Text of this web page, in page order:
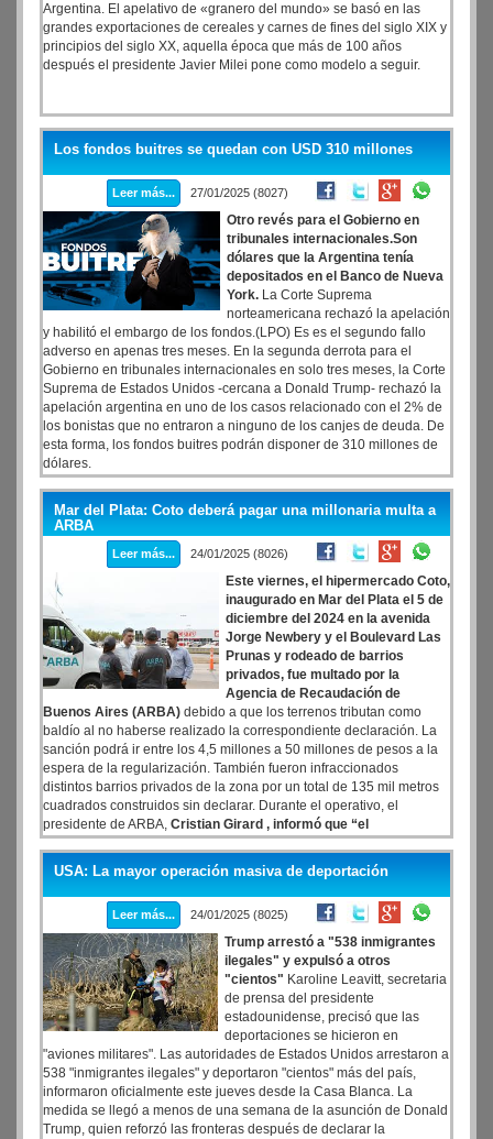
Argentina. El apelativo de «granero del mundo» se basó en las
grandes exportaciones de cereales y carnes de fines del siglo XIX y
principios del siglo XX, aquella época que más de 100 años
después el presidente Javier Milei pone como modelo a seguir.
Los fondos buitres se quedan con USD 310 millones
Leer más... 27/01/2025 (8027)
Otro revés para el Gobierno en
tribunales internacionales.Son
dólares que la Argentina tenía
depositados en el Banco de Nueva
York. La Corte Suprema
norteamericana rechazó la apelación
y habilitó el embargo de los fondos.(LPO) Es es el segundo fallo
adverso en apenas tres meses. En la segunda derrota para el
Gobierno en tribunales internacionales en solo tres meses, la Corte
Suprema de Estados Unidos -cercana a Donald Trump- rechazó la
apelación argentina en uno de los casos relacionado con el 2% de
los bonistas que no entraron a ninguno de los canjes de deuda. De
esta forma, los fondos buitres podrán disponer de 310 millones de
dólares.
Mar del Plata: Coto deberá pagar una millonaria multa a
ARBA
Leer más... 24/01/2025 (8026)
Este viernes, el hipermercado Coto,
inaugurado en Mar del Plata el 5 de
diciembre del 2024 en la avenida
Jorge Newbery y el Boulevard Las
Prunas y rodeado de barrios
privados, fue multado por la
Agencia de Recaudación de
Buenos Aires (ARBA) debido a que los terrenos tributan como
baldío al no haberse realizado la correspondiente declaración. La
sanción podrá ir entre los 4,5 millones a 50 millones de pesos a la
espera de la regularización. También fueron infraccionados
distintos barrios privados de la zona por un total de 135 mil metros
cuadrados construidos sin declarar. Durante el operativo, el
presidente de ARBA, Cristian Girard , informó que “el
hipermercado figura como baldío, son dos partidas que figuran
como baldío
USA: La mayor operación masiva de deportación
Leer más... 24/01/2025 (8025)
Trump arrestó a "538 inmigrantes
ilegales" y expulsó a otros
"cientos" Karoline Leavitt, secretaria
de prensa del presidente
estadounidense, precisó que las
deportaciones se hicieron en
"aviones militares". Las autoridades de Estados Unidos arrestaron a
538 "inmigrantes ilegales" y deportaron "cientos" más del país,
informaron oficialmente este jueves desde la Casa Blanca. La
medida se llegó a menos de una semana de la asunción de Donald
Trump, quien reforzó las fronteras después de declarar la